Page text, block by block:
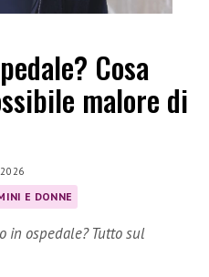
Cosa
malore di
E DONNE
in ospedale? Tutto sul